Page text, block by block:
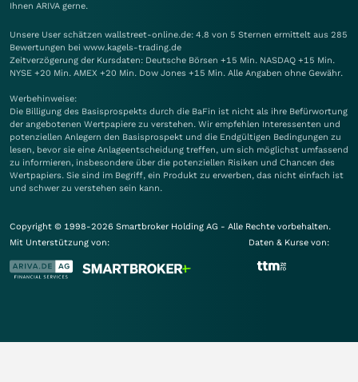
Ihnen ARIVA gerne.
Unsere User schätzen wallstreet-online.de: 4.8 von 5 Sternen ermittelt aus 285
Bewertungen bei www.kagels-trading.de
Zeitverzögerung der Kursdaten: Deutsche Börsen +15 Min. NASDAQ +15 Min.
NYSE +20 Min. AMEX +20 Min. Dow Jones +15 Min. Alle Angaben ohne Gewähr.
Werbehinweise:
Die Billigung des Basisprospekts durch die BaFin ist nicht als ihre Befürwortung
der angebotenen Wertpapiere zu verstehen. Wir empfehlen Interessenten und
potenziellen Anlegern den Basisprospekt und die Endgültigen Bedingungen zu
lesen, bevor sie eine Anlageentscheidung treffen, um sich möglichst umfassend
zu informieren, insbesondere über die potenziellen Risiken und Chancen des
Wertpapiers. Sie sind im Begriff, ein Produkt zu erwerben, das nicht einfach ist
und schwer zu verstehen sein kann.
Copyright © 1998-2026 Smartbroker Holding AG - Alle Rechte vorbehalten.
Mit Unterstützung von:
Daten & Kurse von: